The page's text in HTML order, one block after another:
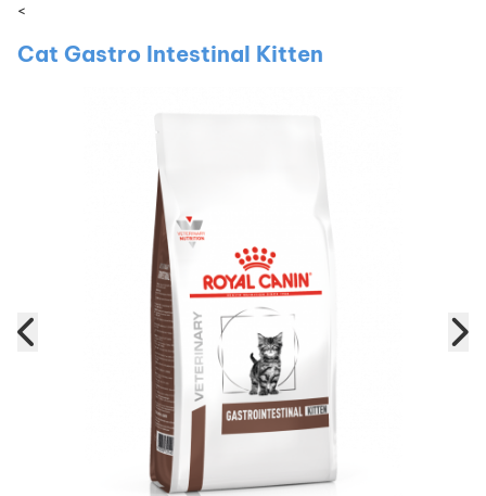
<
Cat Gastro Intestinal Kitten